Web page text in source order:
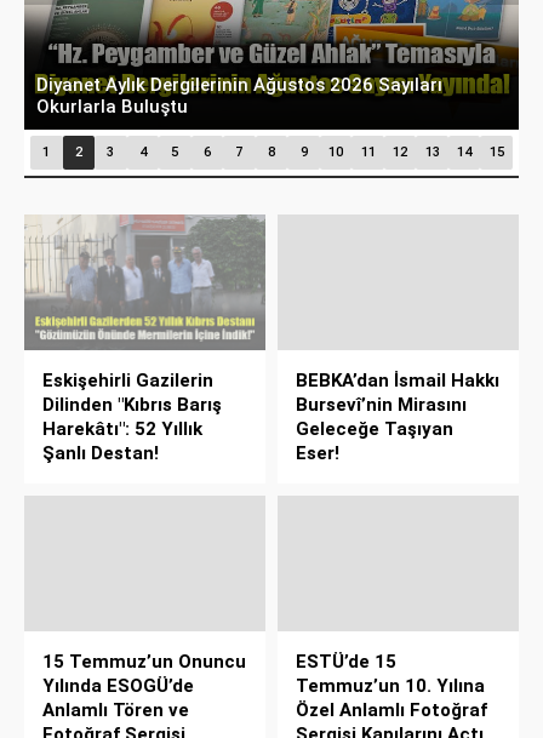
Diyanet Aylık Dergilerinin Ağustos 2026 Sayıları
Okurlarla Buluştu
1 2 3 4 5 6 7 8 9 10 11 12 13 14 15
Eskişehirli Gazilerin
Dilinden "Kıbrıs Barış
Harekâtı": 52 Yıllık
Şanlı Destan!
BEBKA’dan İsmail Hakkı
Bursevî’nin Mirasını
Geleceğe Taşıyan
Eser!
15 Temmuz’un Onuncu
Yılında ESOGÜ’de
Anlamlı Tören ve
ESTÜ’de 15
Temmuz’un 10. Yılına
Özel Anlamlı Fotoğraf